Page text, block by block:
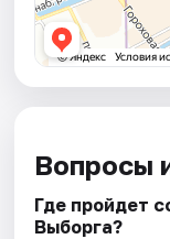
Вопросы
Где пройдет
Выборга?